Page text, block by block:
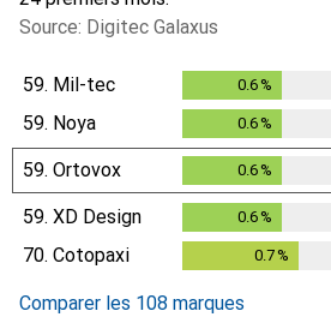
Source: Digitec Galaxus
59. Mil-tec 0.6 %
59. Noya 0.6 %
59. Ortovox 0.6 %
59. XD Design 0.6 %
70. Cotopaxi 0.7 %
Comparer les 108 marques